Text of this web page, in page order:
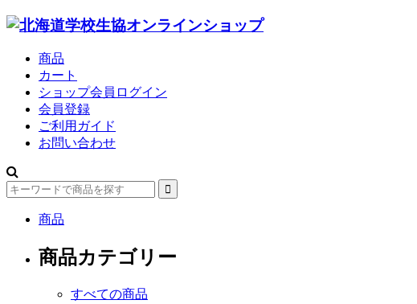
商品
カート
ショップ会員ログイン
会員登録
ご利用ガイド
お問い合わせ
商品
商品カテゴリー
すべての商品